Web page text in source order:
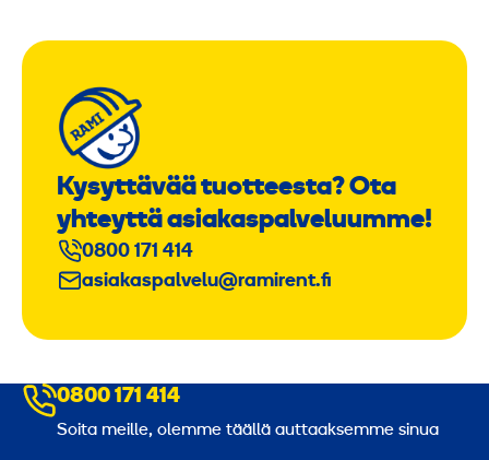
Kysyttävää tuotteesta? Ota
yhteyttä asiakaspalveluumme!
0800 171 414
asiakaspalvelu@ramirent.fi
0800 171 414
Soita meille, olemme täällä auttaaksemme sinua